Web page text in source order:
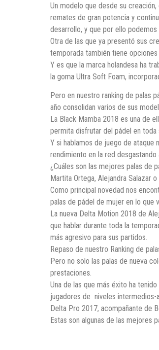
Un modelo que desde su
remates de gran potencia y
desarrollo, y que por ello
Otra de las que ya presentó sus
temporada también tiene
Y es que la marca holandesa ha
la goma Ultra Soft Foam,
Pero en nuestro ranking de palas
año consolidan varios de sus
La Black Mamba 2018 es una de
permita disfrutar del pádel en
Y si hablamos de juego de ataque
rendimiento en la red
¿Cuáles son las mejores palas de
Martita Ortega, Alejandra Salazar
Como principal novedad nos
palas de pádel de mujer en lo que
La nueva Delta Motion 2018 de
que hablar durante toda la
más agresivo para sus partidos.
Repaso de nuestro Ranking de
Pero no solo las palas de nueva
prestaciones.
Una de las que más éxito ha
jugadores de niveles intermedios-
Delta Pro 2017, acompañante de
Estas son algunas de las mejores